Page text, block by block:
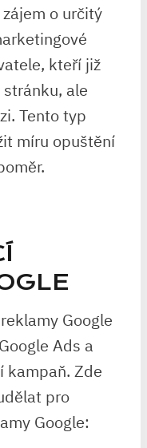
o určitý
kteří již
ale
Tento typ
míru opuštění
Google
Ads a
kampaň. Zde
pro
Google: